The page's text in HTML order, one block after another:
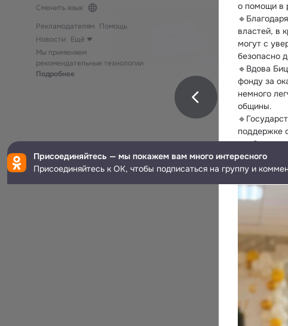
о помощи в
властей, в
могут с
безопасно
🔹Вдова
фонду за
немного
общины.
поддержке
проблемы и
Сменить язык
Рекламодателям Помощь
Новости
Ещё
Мы применяем
рекомендательные технологии
Подробнее
Присоединяйтесь — мы покажем вам много интересного
Присоединяйтесь к ОК, чтобы подписаться на группу и